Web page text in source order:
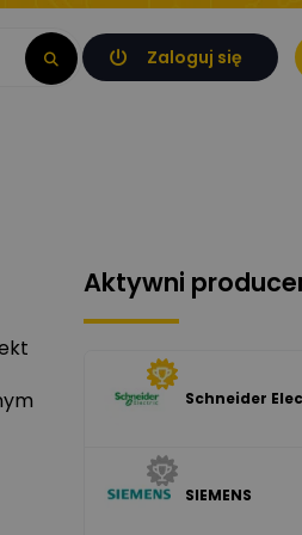
Zaloguj się
Aktywni
Schneider
SIEMENS